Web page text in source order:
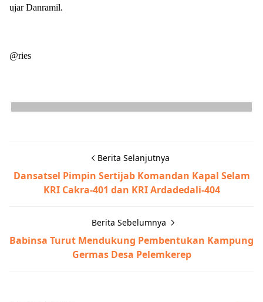
ujar Danramil.
@ries
Berita Selanjutnya
Dansatsel Pimpin Sertijab Komandan Kapal Selam
KRI Cakra-401 dan KRI Ardadedali-404
Berita Sebelumnya
Babinsa Turut Mendukung Pembentukan Kampung
Germas Desa Pelemkerep